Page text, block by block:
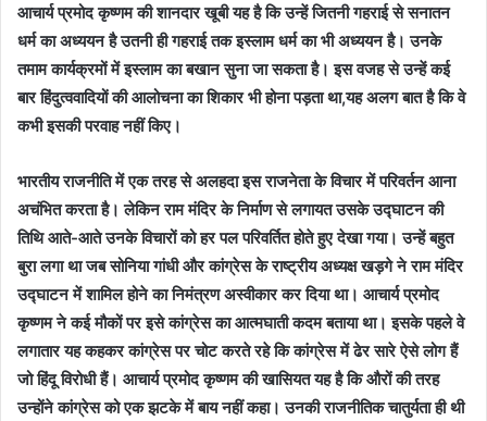
आचार्य प्रमोद कृष्णम की शानदार खूबी यह है कि उन्हें जितनी गहराई से सनातन
धर्म का अध्ययन है उतनी ही गहराई तक इस्लाम धर्म का भी अध्ययन है। उनके
तमाम कार्यक्रमों में इस्लाम का बखान सुना जा सकता है। इस वजह से उन्हें कई
बार हिंदुत्ववादियों की आलोचना का शिकार भी होना पड़ता था,यह अलग बात है कि वे
कभी इसकी परवाह नहीं किए।
भारतीय राजनीति में एक तरह से अलहदा इस राजनेता के विचार में परिवर्तन आना
अचंभित करता है। लेकिन राम मंदिर के निर्माण से लगायत उसके उद्घाटन की
तिथि आते-आते उनके विचारों को हर पल परिवर्तित होते हुए देखा गया। उन्हें बहुत
बुरा लगा था जब सोनिया गांधी और कांग्रेस के राष्ट्रीय अध्यक्ष खड़गे ने राम मंदिर
उद्घाटन में शामिल होने का निमंत्रण अस्वीकार कर दिया था। आचार्य प्रमोद
कृष्णम ने कई मौकों पर इसे कांग्रेस का आत्मघाती कदम बताया था। इसके पहले वे
लगातार यह कहकर कांग्रेस पर चोट करते रहे कि कांग्रेस में ढेर सारे ऐसे लोग हैं
जो हिंदू विरोधी हैं। आचार्य प्रमोद कृष्णम की खासियत यह है कि औरों की तरह
उन्होंने कांग्रेस को एक झटके में बाय नहीं कहा। उनकी राजनीतिक चातुर्यता ही थी